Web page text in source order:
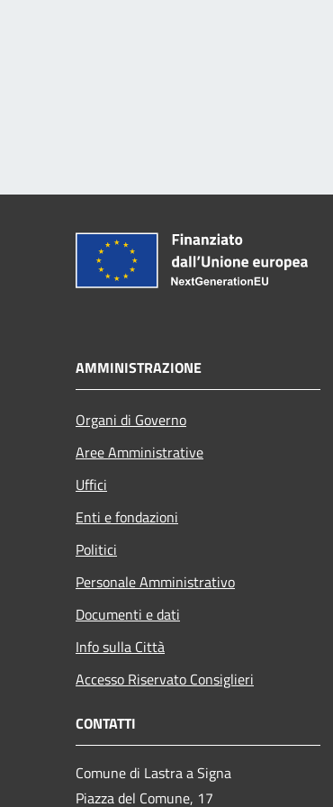
AMMINISTRAZIONE
Organi di Governo
Aree Amministrative
Uffici
Enti e fondazioni
Politici
Personale Amministrativo
Documenti e dati
Info sulla Città
Accesso Riservato Consiglieri
CONTATTI
Comune di Lastra a Signa
Piazza del Comune, 17